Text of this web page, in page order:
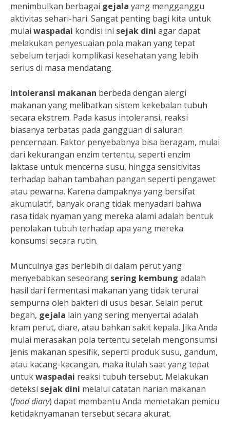
menimbulkan berbagai gejala yang mengganggu
aktivitas sehari-hari. Sangat penting bagi kita untuk
mulai waspadai kondisi ini sejak dini agar dapat
melakukan penyesuaian pola makan yang tepat
sebelum terjadi komplikasi kesehatan yang lebih
serius di masa mendatang.
Intoleransi makanan berbeda dengan alergi
makanan yang melibatkan sistem kekebalan tubuh
secara ekstrem. Pada kasus intoleransi, reaksi
biasanya terbatas pada gangguan di saluran
pencernaan. Faktor penyebabnya bisa beragam, mulai
dari kekurangan enzim tertentu, seperti enzim
laktase untuk mencerna susu, hingga sensitivitas
terhadap bahan tambahan pangan seperti pengawet
atau pewarna. Karena dampaknya yang bersifat
akumulatif, banyak orang tidak menyadari bahwa
rasa tidak nyaman yang mereka alami adalah bentuk
penolakan tubuh terhadap apa yang mereka
konsumsi secara rutin.
Munculnya gas berlebih di dalam perut yang
menyebabkan seseorang sering kembung adalah
hasil dari fermentasi makanan yang tidak terurai
sempurna oleh bakteri di usus besar. Selain perut
begah, gejala lain yang sering menyertai adalah
kram perut, diare, atau bahkan sakit kepala. Jika Anda
mulai merasakan pola tertentu setelah mengonsumsi
jenis makanan spesifik, seperti produk susu, gandum,
atau kacang-kacangan, maka itulah saat yang tepat
untukwaspadai reaksi tubuh tersebut. Melakukan
deteksi sejak dini melalui catatan harian makanan
(food diary) dapat membantu Anda memetakan pemicu
ketidaknyamanan tersebut secara akurat.